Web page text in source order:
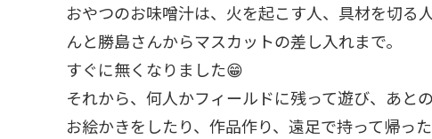
おやつのお味噌汁は、火を起こす人、具材を切る
んと勝島さんからマスカットの差し入れまで。
すぐに無くなりました😁
それから、何人かフィールドに残って遊び、あと
お絵かきをしたり、作品作り、遠足で持って帰っ